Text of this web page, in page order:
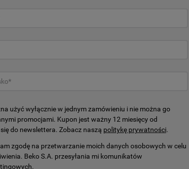
Cię zainteresować również:
użyć wyłącznie w jednym zamówieniu i nie można go
promocjami. Kupon jest ważny 12 miesięcy od
do newslettera. Zobacz naszą politykę prywatności.
zgodę na przetwarzanie moich danych osobowych w celu
Beko S.A. przesyłania mi komunikatów